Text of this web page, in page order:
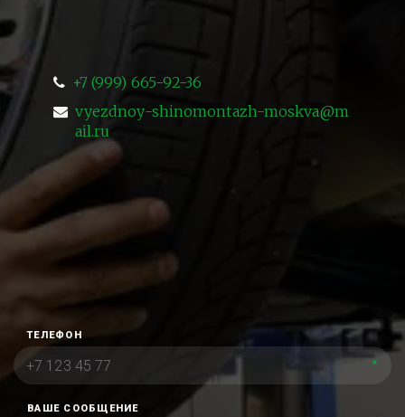
+7 (999) 665-92-36
vyezdnoy-shinomontazh-moskva@m
ail.ru
ТЕЛЕФОН
*
ВАШЕ СООБЩЕНИЕ